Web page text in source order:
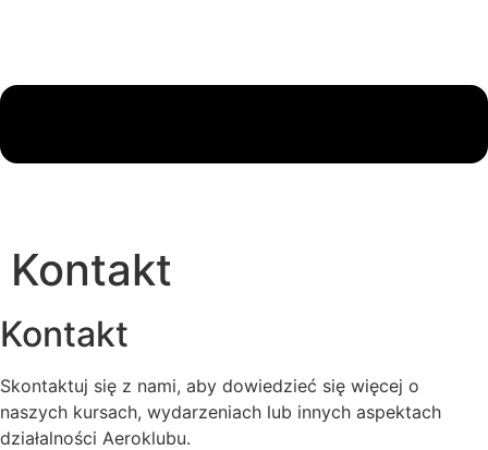
Kontakt
Kontakt
Skontaktuj się z nami, aby dowiedzieć się więcej o
naszych kursach, wydarzeniach lub innych aspektach
działalności Aeroklubu.